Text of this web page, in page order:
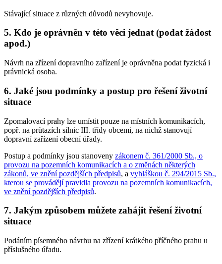
Stávající situace z různých důvodů nevyhovuje.
5. Kdo je oprávněn v této věci jednat (podat žádost
apod.)
Návrh na zřízení dopravního zařízení je oprávněna podat fyzická i
právnická osoba.
6. Jaké jsou podmínky a postup pro řešení životní
situace
Zpomalovací prahy lze umístit pouze na místních komunikacích,
popř. na průtazích silnic III. třídy obcemi, na nichž stanovují
dopravní zařízení obecní úřady.
Postup a podmínky jsou stanoveny zákonem č. 361/2000 Sb., o
provozu na pozemních komunikacích a o změnách některých
zákonů, ve znění pozdějších předpisů, a vyhláškou č. 294/2015 Sb.,
kterou se provádějí pravidla provozu na pozemních komunikacích,
ve znění pozdějších předpisů.
7. Jakým způsobem můžete zahájit řešení životní
situace
Podáním písemného návrhu na zřízení krátkého příčného prahu u
příslušného úřadu.